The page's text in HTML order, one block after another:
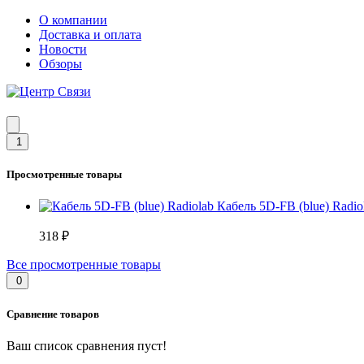
О компании
Доставка и оплата
Новости
Обзоры
1
Просмотренные товары
Кабель 5D-FB (blue)
318 ₽
Все просмотренные товары
0
Сравнение товаров
Ваш список сравнения пуст!